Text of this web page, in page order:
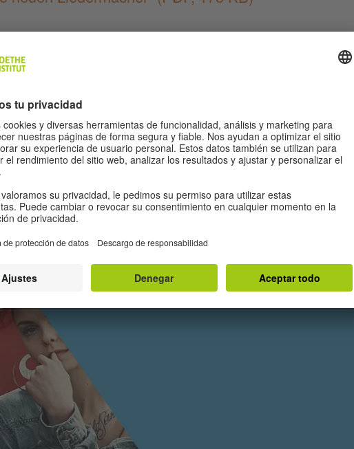
a “Deutschland im Ohr”
Die neuen
Es gibt jeweils nur eine